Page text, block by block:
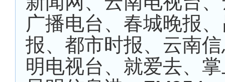
广播电台、春城晚报
报、都市时报、云南
明电视台、就爱去、